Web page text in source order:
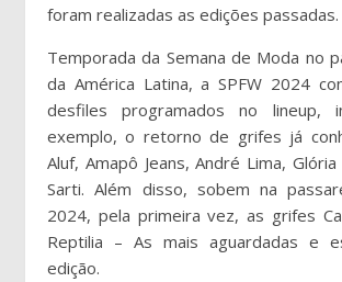
foram realizadas as edições passadas.
Temporada da Semana de Moda no
da América Latina, a SPFW 2024
desfiles programados no lineup,
exemplo, o retorno de grifes já
Aluf, Amapô Jeans, André Lima,
Sarti. Além disso, sobem na
2024, pela primeira vez, as grifes
Reptilia – As mais aguardadas e
edição.